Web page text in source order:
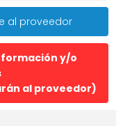
al proveedor
y/o
al proveedor)